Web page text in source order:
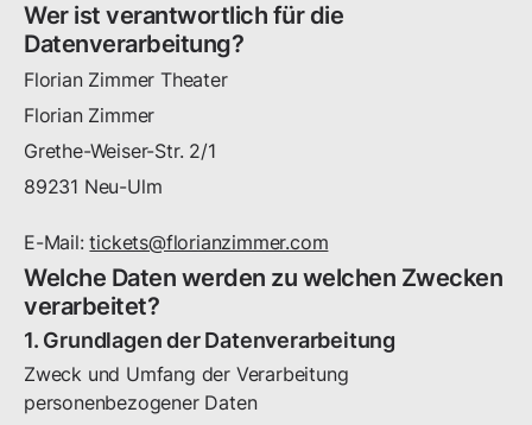
Wer ist verantwortlich für die
Datenverarbeitung?
Florian Zimmer Theater
Florian Zimmer
Grethe-Weiser-Str. 2/1
89231 Neu-Ulm
E-Mail: tickets@florianzimmer.com
Welche Daten werden zu welchen Zwecken
verarbeitet?
1. Grundlagen der Datenverarbeitung
Zweck und Umfang der Verarbeitung
personenbezogener Daten